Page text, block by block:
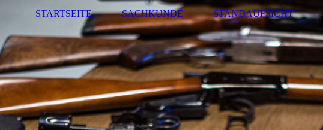
STARTSEITE SACHKUNDE STANDAUFSICHT